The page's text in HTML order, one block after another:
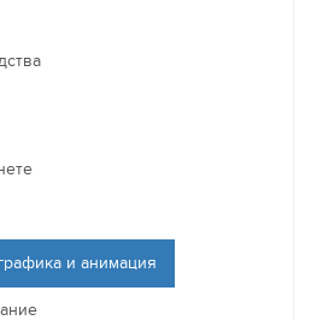
и анимация